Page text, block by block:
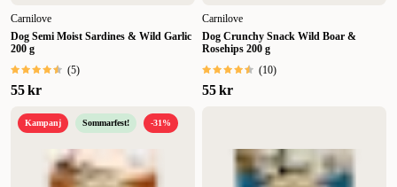
Carnilove
Dog Semi Moist Sardines & Wild Garlic
200 g
(5)
55 kr
Carnilove
Dog Crunchy Snack Wild Boar &
Rosehips 200 g
(10)
55 kr
Kampanj Sommarfest! -31%